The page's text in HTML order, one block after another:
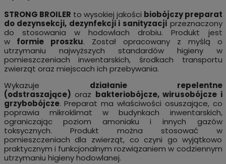
STRONG BROILER to wysokiej jakości biobójczy preparat
do dezynsekcji, dezynfekcji i sanityzacjiprzeznaczony
do stosowania w hodowlach drobiu. Produkt jest
w formie proszku. Został opracowany z myślą o
utrzymaniu najwyższych standardów higieny w
pomieszczeniach inwentarskich, środkach transportu
zwierząt oraz miejscach ich przebywania.
Wykazuje działanie repelentne
(odstraszające) oraz bakteriobójcze, wirusobójcze i
grzybobójcze. Preparat ma właściwości osuszające, co
poprawia mikroklimat w budynkach inwentarskich,
ograniczając poziom amoniaku i innych gazów
toksycznych. Produkt można stosować w
pomieszczeniach dla zwierząt, co czyni go wyjątkowo
praktycznym i funkcjonalnym rozwiązaniem w codziennym
utrzymaniu higieny hodowlanej.